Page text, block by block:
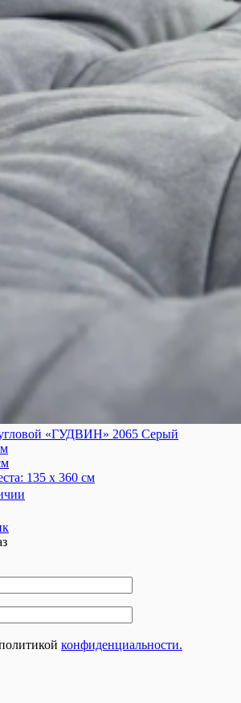
«ГУДВИН» 2065 Серый
135 x 360 см
конфиденциальности.